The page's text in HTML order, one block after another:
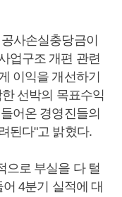
사손실충당금이
업구조 개편 관련
이익을 개선하기
선박의 목표수익
어온 경영진들의
된다"고 밝혔다.
으로 부실을 다 털
4분기 실적에 대